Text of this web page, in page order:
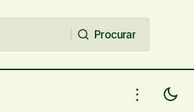
Procurar